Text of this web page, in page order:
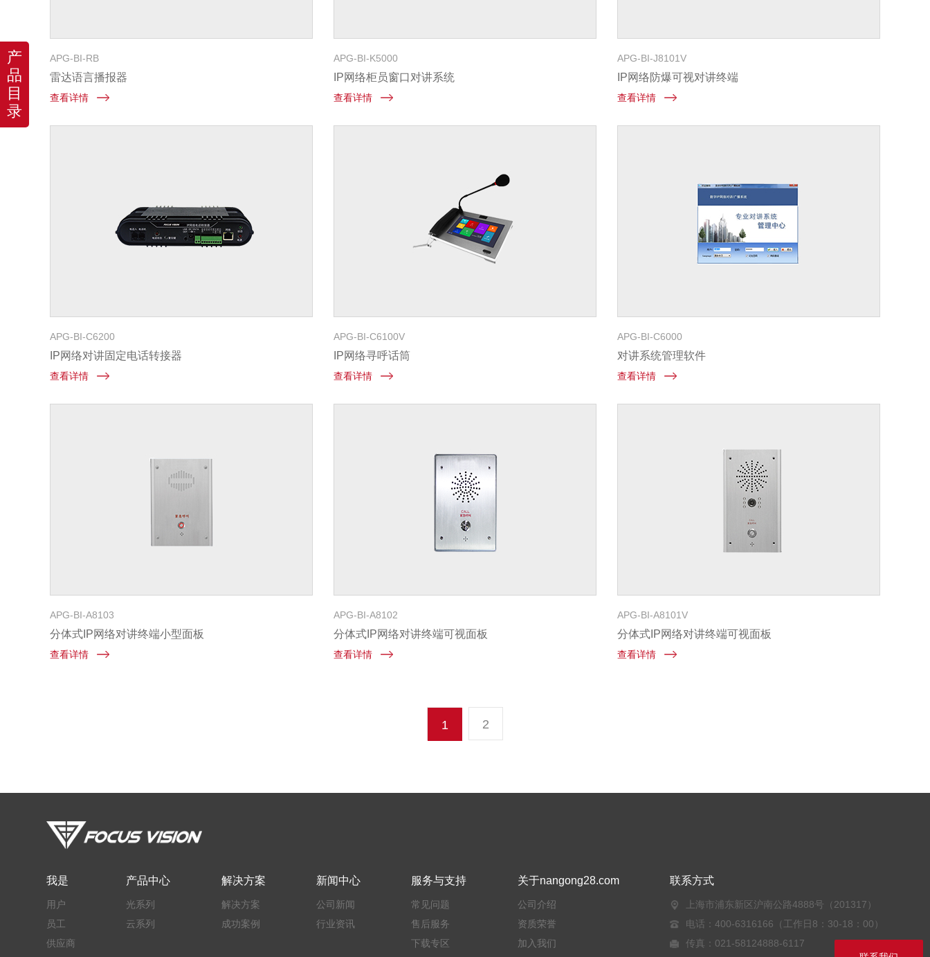
APG-BI-RB
雷达语言播报器
查看详情
APG-BI-K5000
IP网络柜员窗口对讲系统
查看详情
APG-BI-J8101V
IP网络防爆可视对讲终端
查看详情
APG-BI-C6200
IP网络对讲固定电话转接器
查看详情
APG-BI-C6100V
IP网络寻呼话筒
查看详情
APG-BI-C6000
对讲系统管理软件
查看详情
APG-BI-A8103
分体式IP网络对讲终端小型面板
查看详情
APG-BI-A8102
分体式IP网络对讲终端可视面板
查看详情
APG-BI-A8101V
分体式IP网络对讲终端可视面板
查看详情
1 2
我是
用户
员工
供应商
产品中心
光系列
云系列
解决方案
解决方案
成功案例
新闻中心
公司新闻
行业资讯
服务与支持
常见问题
售后服务
下载专区
关于nangong28.com
公司介绍
资质荣誉
加入我们
联系方式
上海市浦东新区沪南公路4888号（201317）
电话：400-6316166（工作日8：30-18：00）
传真：021-58124888-6117
产
品
目
录